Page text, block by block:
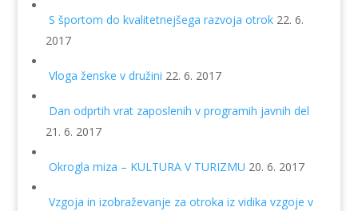
S športom do kvalitetnejšega razvoja otrok 22. 6.
2017
Vloga ženske v družini 22. 6. 2017
Dan odprtih vrat zaposlenih v programih javnih del
21. 6. 2017
Okrogla miza – KULTURA V TURIZMU 20. 6. 2017
Vzgoja in izobraževanje za otroka iz vidika vzgoje v